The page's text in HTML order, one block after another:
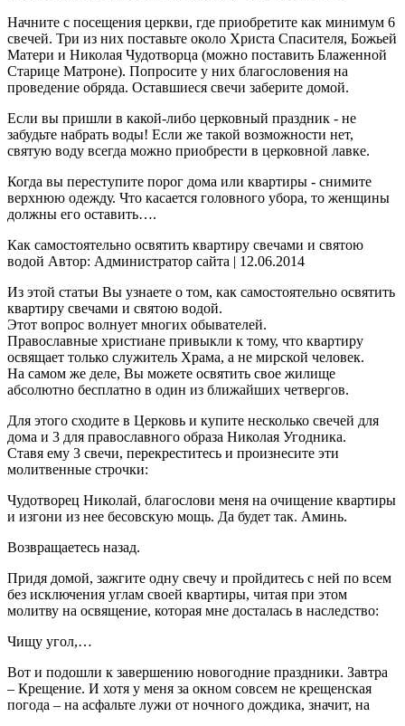
Начните с посещения церкви, где приобретите как минимум 6
свечей. Три из них поставьте около Христа Спасителя, Божьей
Матери и Николая Чудотворца (можно поставить Блаженной
Старице Матроне). Попросите у них благословения на
проведение обряда. Оставшиеся свечи заберите домой.
Если вы пришли в какой-либо церковный праздник - не
забудьте набрать воды! Если же такой возможности нет,
святую воду всегда можно приобрести в церковной лавке.
Когда вы переступите порог дома или квартиры - снимите
верхнюю одежду. Что касается головного убора, то женщины
должны его оставить….
Как самостоятельно освятить квартиру свечами и святою
водой Автор: Администратор сайта | 12.06.2014
Из этой статьи Вы узнаете о том, как самостоятельно освятить
квартиру свечами и святою водой.
Этот вопрос волнует многих обывателей.
Православные христиане привыкли к тому, что квартиру
освящает только служитель Храма, а не мирской человек.
На самом же деле, Вы можете освятить свое жилище
абсолютно бесплатно в один из ближайших четвергов.
Для этого сходите в Церковь и купите несколько свечей для
дома и 3 для православного образа Николая Угодника.
Ставя ему 3 свечи, перекреститесь и произнесите эти
молитвенные строчки:
Чудотворец Николай, благослови меня на очищение квартиры
и изгони из нее бесовскую мощь. Да будет так. Аминь.
Возвращаетесь назад.
Придя домой, зажгите одну свечу и пройдитесь с ней по всем
без исключения углам своей квартиры, читая при этом
молитву на освящение, которая мне досталась в наследство:
Чищу угол,…
Вот и подошли к завершению новогодние праздники. Завтра
– Крещение. И хотя у меня за окном совсем не крещенская
погода – на асфальте лужи от ночного дождика, значит, на